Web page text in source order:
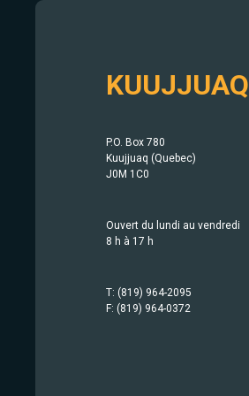
KUUJJUAQ
P.O. Box 780
Kuujjuaq (Quebec)
J0M 1C0
Ouvert du lundi au vendredi
8 h à 17 h
T: (819) 964-2095
F: (819) 964-0372